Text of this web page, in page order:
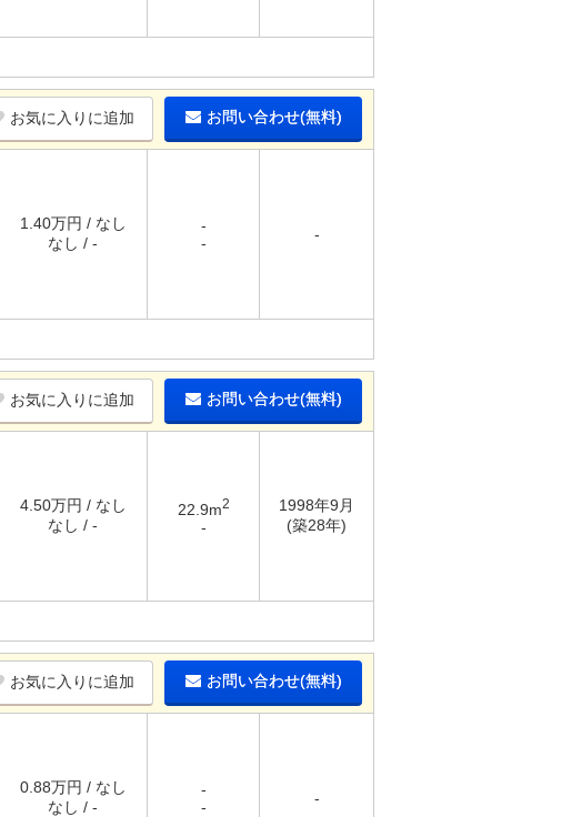
お気に入りに追加 お問い合わせ(無料)
1.40万円 / なし
なし / -
-
-
-
お気に入りに追加 お問い合わせ(無料)
4.50万円 / なし
なし / -
22.9m2
-
1998年9月
(築28年)
お気に入りに追加 お問い合わせ(無料)
0.88万円 / なし
なし / -
-
-
-